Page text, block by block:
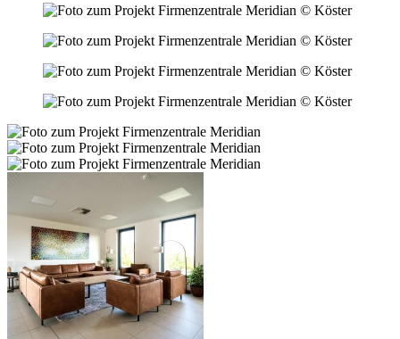
© Köster
© Köster
© Köster
© Köster